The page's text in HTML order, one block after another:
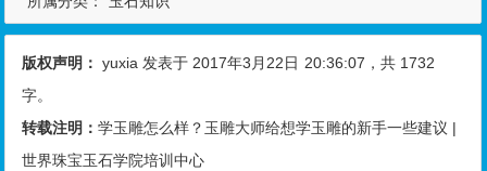
版权声明： yuxia 发表于 2017年3月22日 20:36:07 ，共 1732
字。
转载注明：学玉雕怎么样？玉雕大师给想学玉雕的新手一些建议 |
世界珠宝玉石学院培训中心